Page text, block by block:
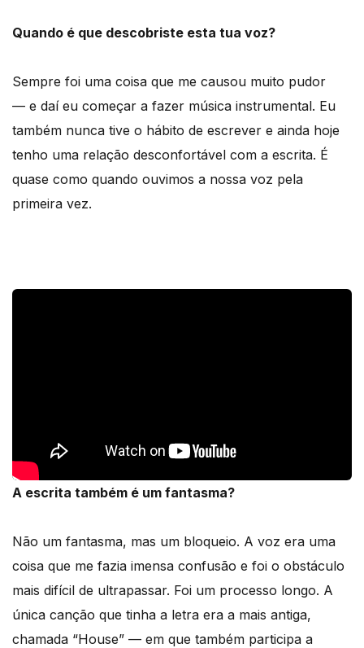
Quando é que descobriste esta tua voz?
Sempre foi uma coisa que me causou muito pudor
— e daí eu começar a fazer música instrumental. Eu
também nunca tive o hábito de escrever e ainda hoje
tenho uma relação desconfortável com a escrita. É
quase como quando ouvimos a nossa voz pela
primeira vez.
A escrita também é um fantasma?
Não um fantasma, mas um bloqueio. A voz era uma
coisa que me fazia imensa confusão e foi o obstáculo
mais difícil de ultrapassar. Foi um processo longo. A
única canção que tinha a letra era a mais antiga,
chamada “House” — em que também participa a